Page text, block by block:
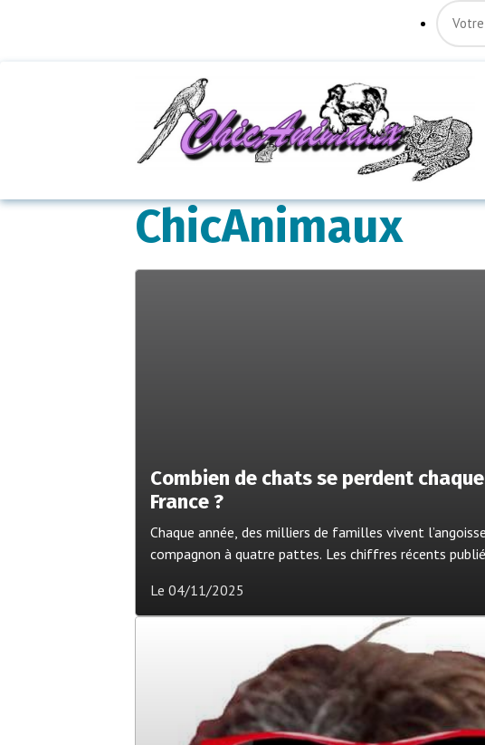
ChicAnimaux
Combien de chats se perdent
France ?
Chaque année, des milliers de familles vivent
compagnon à quatre pattes. Les chiffres récents
permettent de mieux mesurer l’ampleur du phénomène.
Le 04/11/2025